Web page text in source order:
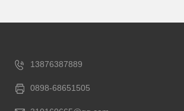
13876387889
0898-68651505